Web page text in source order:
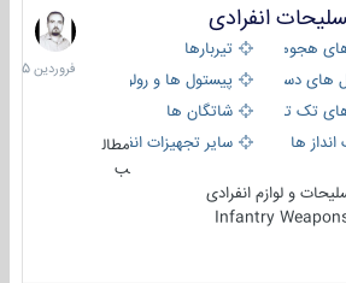
انفرادی
هجومی
تیربارها
دستی
پیستول ها و رولورها
تک تیر اندازیشاتگان ها
ها
سایر تجهیزات انفرادی
مطال
ب
و لوازم انفرادی
Infantry
17
فروردین
1405